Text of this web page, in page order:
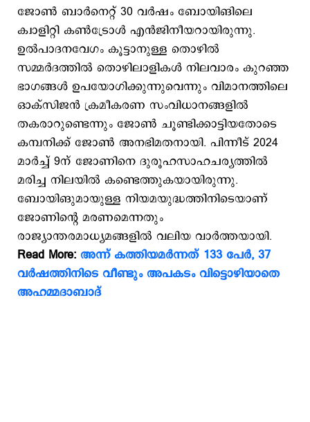
ജോണ്‍ ബാര്‍നെറ്റ് 30 വര്‍ഷം ബോയിങിലെ
ക്വാളിറ്റി കണ്‍ട്രോള്‍ എന്‍ജിനീയറായിരുന്നു.
ഉല്‍പാദനവേഗം കൂട്ടാനുള്ള തൊഴില്‍
സമ്മര്‍ദത്തില്‍ തൊഴിലാളികള്‍ നിലവാരം കുറ‍ഞ്ഞ
ഭാഗങ്ങള്‍ ഉപയോഗിക്കുന്നുവെന്നും വിമാനത്തിലെ
ഓക്സിജന്‍ ക്രമീകരണ സംവിധാനങ്ങളില്‍
തകരാറുണ്ടെന്നും ജോണ്‍ ചൂണ്ടിക്കാട്ടിയതോടെ
കമ്പനിക്ക് ജോണ്‍ അനഭിമതനായി. പിന്നീട് 2024
മാര്‍ച്ച് 9ന് ജോണിനെ ദുരൂഹസാഹചര്യത്തില്‍
മരിച്ച നിലയില്‍ കണ്ടെത്തുകയായിരുന്നു.
ബോയിങുമായുള്ള നിയമയുദ്ധത്തിനിടെയാണ്
ജോണിന്റെ മരണമെന്നതും
രാജ്യാന്തരമാധ്യമങ്ങളില്‍ വലിയ വാര്‍ത്തയായി.
Read More: അന്ന് കത്തിയമര്‍ന്നത് 133 പേര്‍, 37
വർഷത്തിനിടെ വീണ്ടും അപകടം വിട്ടൊഴിയാതെ
അഹമ്മദാബാദ്